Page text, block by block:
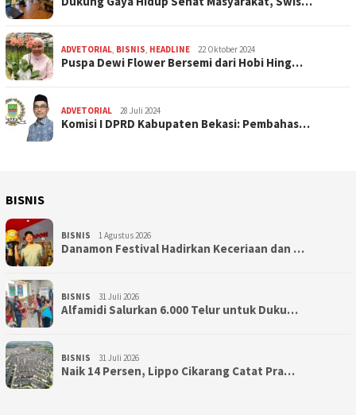
ADVETORIAL, BISNIS, HEADLINE 22 Oktober 2024
Puspa Dewi Flower Bersemi dari Hobi Hing…
ADVETORIAL 28 Juli 2024
Komisi I DPRD Kabupaten Bekasi: Pembahas…
BISNIS
BISNIS 1 Agustus 2026
Danamon Festival Hadirkan Keceriaan dan …
BISNIS 31 Juli 2026
Alfamidi Salurkan 6.000 Telur untuk Duku…
BISNIS 31 Juli 2026
Naik 14 Persen, Lippo Cikarang Catat Pra…